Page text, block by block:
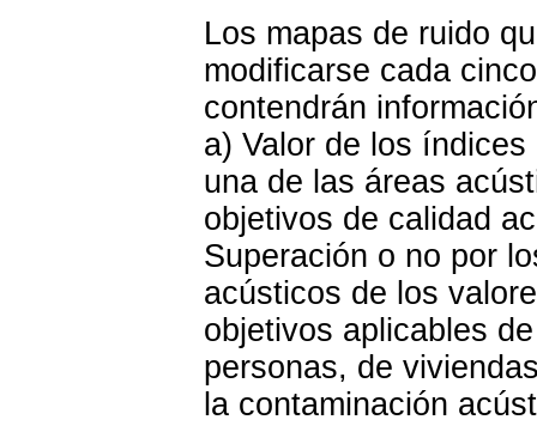
Los mapas de ruido
modificarse cada
contendrán
a) Valor de los
una de las áreas
objetivos de calidad
Superación o no por
acústicos de los
objetivos aplicables
personas, de
la contaminación